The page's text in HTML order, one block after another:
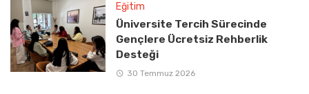
Eğitim
Üniversite Tercih Sürecinde
Gençlere Ücretsiz Rehberlik
Desteği
30 Temmuz 2026